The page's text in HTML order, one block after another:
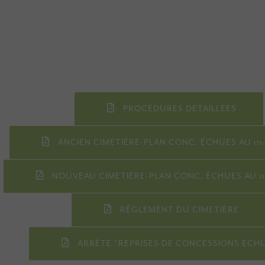
PROCÉDURES DÉTAILLÉES
ANCIEN CIMETIÈRE-PLAN CONC. ÉCHUES AU
NOUVEAU CIMETIÈRE-PLAN CONC. ÉCHUES AU
RÈGLEMENT DU CIMETIÈRE
ARRÊTÉ "REPRISES DE CONCESSIONS